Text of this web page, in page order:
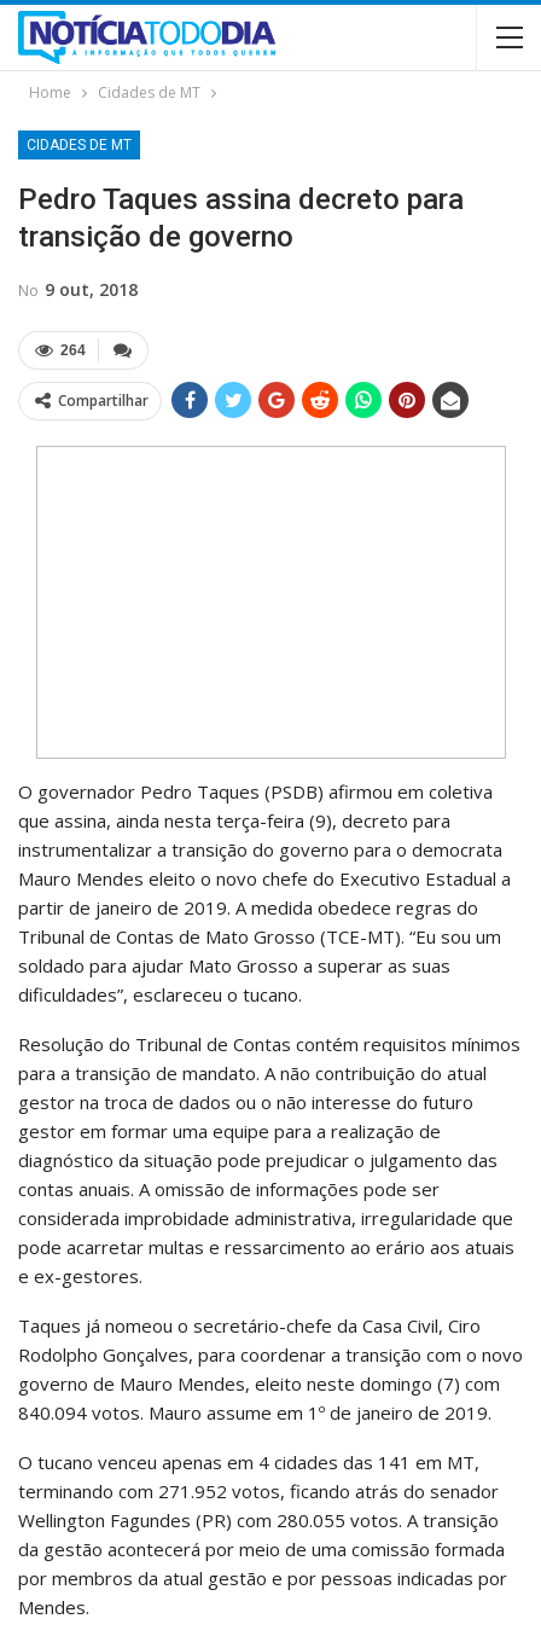
Home Cidades de MT
CIDADES DE MT
Pedro Taques assina decreto para
transição de governo
No 9 out, 2018
264
Compartilhar
O governador Pedro Taques (PSDB) afirmou em coletiva
que assina, ainda nesta terça-feira (9), decreto para
instrumentalizar a transição do governo para o democrata
Mauro Mendes eleito o novo chefe do Executivo Estadual a
partir de janeiro de 2019. A medida obedece regras do
Tribunal de Contas de Mato Grosso (TCE-MT). “Eu sou um
soldado para ajudar Mato Grosso a superar as suas
dificuldades”, esclareceu o tucano.
Resolução do Tribunal de Contas contém requisitos mínimos
para a transição de mandato. A não contribuição do atual
gestor na troca de dados ou o não interesse do futuro
gestor em formar uma equipe para a realização de
diagnóstico da situação pode prejudicar o julgamento das
contas anuais. A omissão de informações pode ser
considerada improbidade administrativa, irregularidade que
pode acarretar multas e ressarcimento ao erário aos atuais
e ex-gestores.
Taques já nomeou o secretário-chefe da Casa Civil, Ciro
Rodolpho Gonçalves, para coordenar a transição com o novo
governo de Mauro Mendes, eleito neste domingo (7) com
840.094 votos. Mauro assume em 1º de janeiro de 2019.
O tucano venceu apenas em 4 cidades das 141 em MT,
terminando com 271.952 votos, ficando atrás do senador
Wellington Fagundes (PR) com 280.055 votos. A transição
da gestão acontecerá por meio de uma comissão formada
por membros da atual gestão e por pessoas indicadas por
Mendes.